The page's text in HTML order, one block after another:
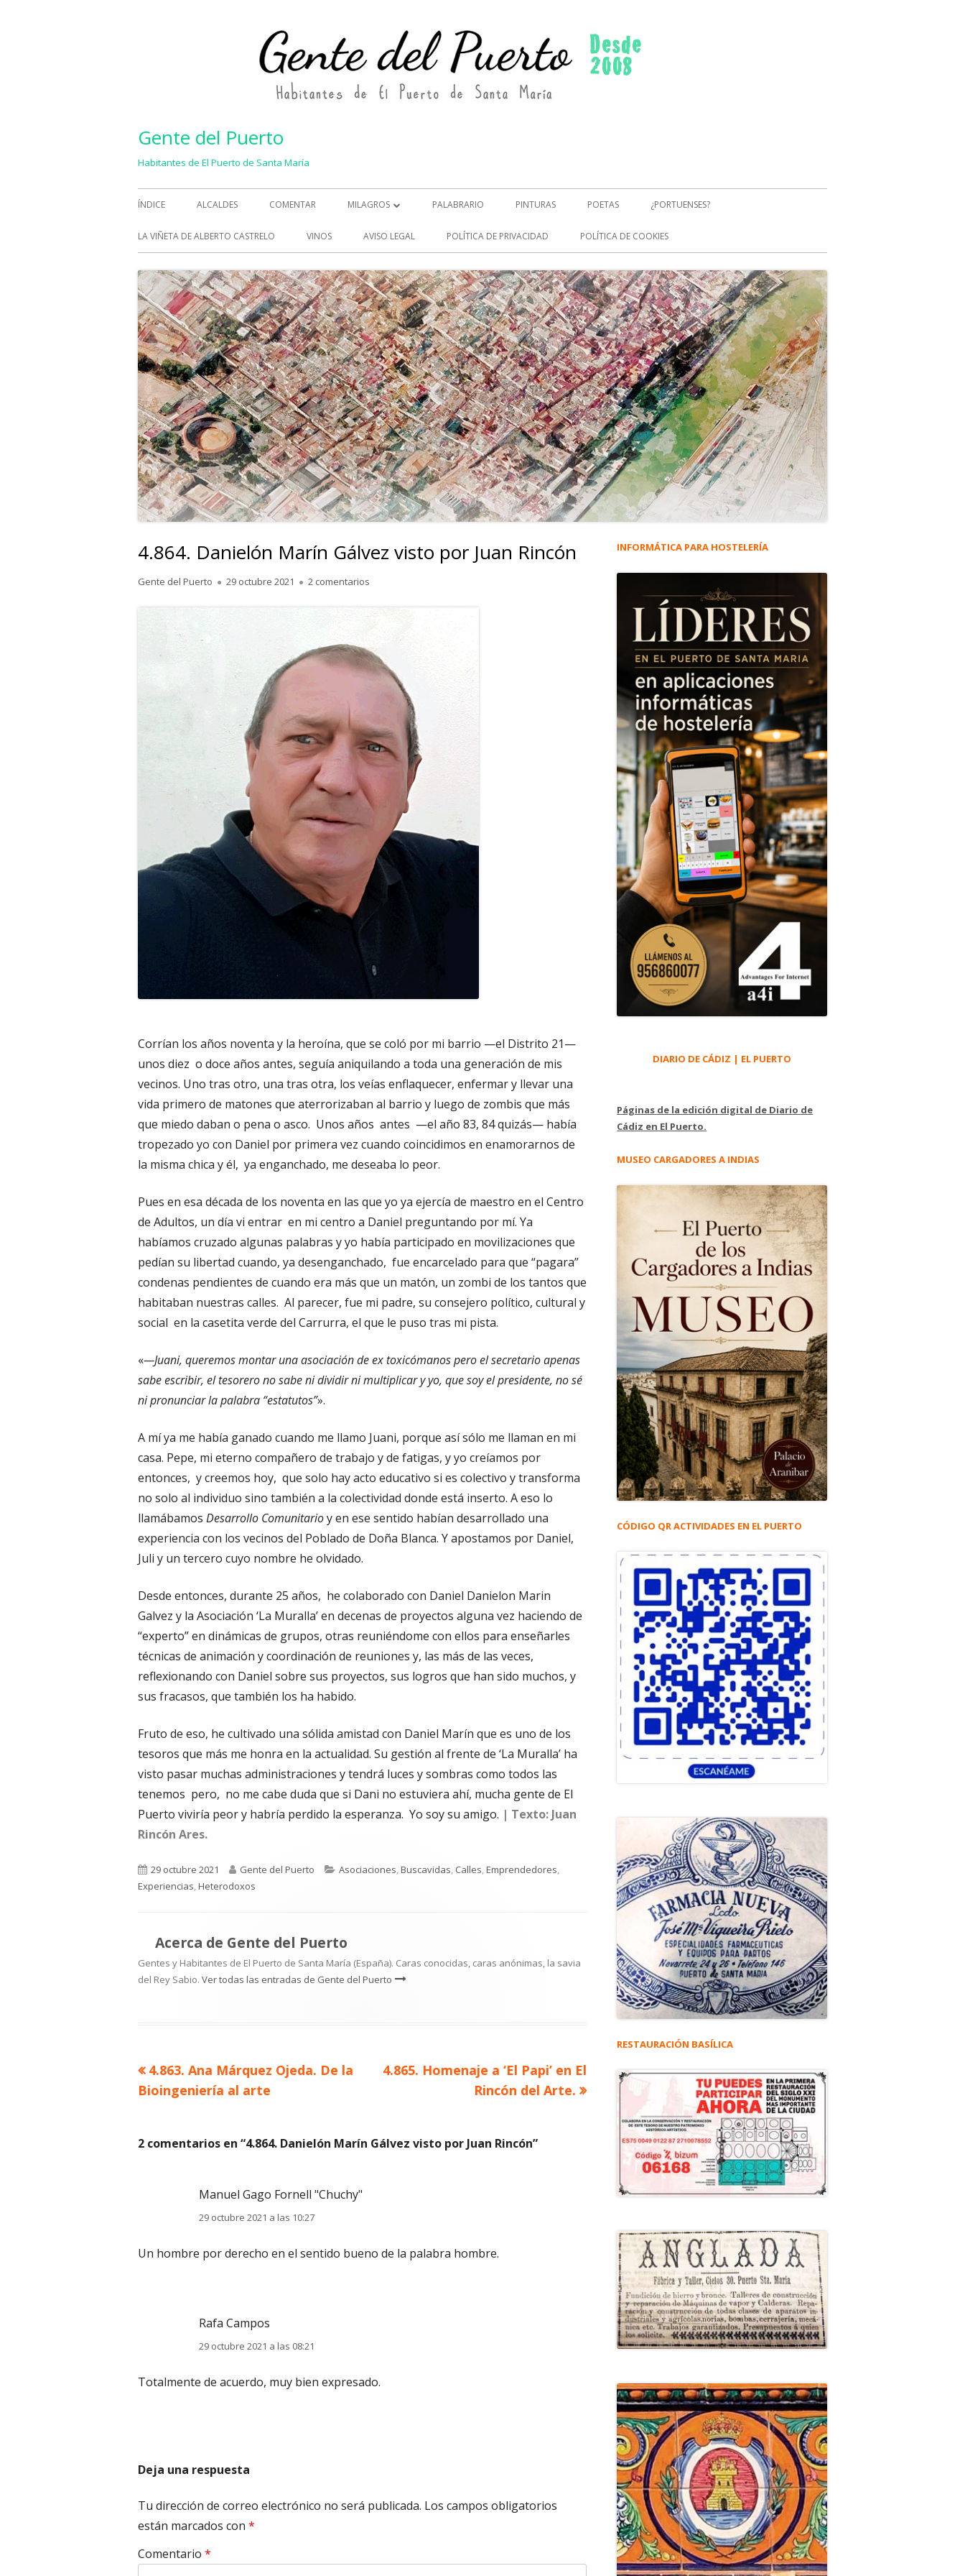
Gente del Puerto
Habitantes de El Puerto de Santa María
Menú
principal
ÍNDICE ALCALDES COMENTAR MILAGROS
MILAGROS (2)
PALABRARIO PINTURAS POETAS ¿PORTUENSES?
LA VIÑETA DE ALBERTO CASTRELO VINOS AVISO LEGAL POLÍTICA DE PRIVACIDAD POLÍTICA DE COOKIES
4.864. Danielón Marín Gálvez visto por Juan Rincón
Autor
Gente del Puerto
Publicado
29 octubre 2021 2 comentarios
Corrían los años noventa y la heroína, que se coló por mi barrio —el Distrito 21—
unos diez o doce años antes, seguía aniquilando a toda una generación de mis
vecinos. Uno tras otro, una tras otra, los veías enflaquecer, enfermar y llevar una
vida primero de matones que aterrorizaban al barrio y luego de zombis que más
que miedo daban o pena o asco. Unos años antes —el año 83, 84 quizás— había
tropezado yo con Daniel por primera vez cuando coincidimos en enamorarnos de
la misma chica y él, ya enganchado, me deseaba lo peor.
Pues en esa década de los noventa en las que yo ya ejercía de maestro en el Centro
de Adultos, un día vi entrar en mi centro a Daniel preguntando por mí. Ya
habíamos cruzado algunas palabras y yo había participado en movilizaciones que
pedían su libertad cuando, ya desenganchado, fue encarcelado para que “pagara”
condenas pendientes de cuando era más que un matón, un zombi de los tantos que
habitaban nuestras calles. Al parecer, fue mi padre, su consejero político, cultural y
social en la casetita verde del Carrurra, el que le puso tras mi pista.
«—Juani, queremos montar una asociación de ex toxicómanos pero el secretario apenas
sabe escribir, el tesorero no sabe ni dividir ni multiplicar y yo, que soy el presidente, no sé
ni pronunciar la palabra “estatutos”».
A mí ya me había ganado cuando me llamo Juani, porque así sólo me llaman en mi
casa. Pepe, mi eterno compañero de trabajo y de fatigas, y yo creíamos por
entonces, y creemos hoy, que solo hay acto educativo si es colectivo y transforma
no solo al individuo sino también a la colectividad donde está inserto. A eso lo
llamábamos Desarrollo Comunitarioy en ese sentido habían desarrollado una
experiencia con los vecinos del Poblado de Doña Blanca. Y apostamos por Daniel,
Juli y un tercero cuyo nombre he olvidado.
Desde entonces, durante 25 años, he colaborado con Daniel Danielon Marin
Galvez y la Asociación ‘La Muralla’ en decenas de proyectos alguna vez haciendo de
“experto” en dinámicas de grupos, otras reuniéndome con ellos para enseñarles
técnicas de animación y coordinación de reuniones y, las más de las veces,
reflexionando con Daniel sobre sus proyectos, sus logros que han sido muchos, y
sus fracasos, que también los ha habido.
Fruto de eso, he cultivado una sólida amistad con Daniel Marín que es uno de los
tesoros que más me honra en la actualidad. Su gestión al frente de ‘La Muralla’ ha
visto pasar muchas administraciones y tendrá luces y sombras como todos las
tenemos pero, no me cabe duda que si Dani no estuviera ahí, mucha gente de El
Puerto viviría peor y habría perdido la esperanza. Yo soy su amigo. | Texto: Juan
Rincón Ares.
Publicado
el
29 octubre 2021 Autor
Gente del Puerto Categorías
Asociaciones,Buscavidas, Calles,Emprendedores,
Experiencias,Heterodoxos
Acerca de Gente del Puerto
Gentes y Habitantes de El Puerto de Santa María (España). Caras conocidas, caras anónimas, la savia
del Rey Sabio. Ver todas las entradas de Gente del Puerto
Navegación
entradas
Artículo
anterior
4.863. Ana Márquez Ojeda. De la
Bioingeniería al arte
Artículo
4.865. Homenaje a ‘El Papi’ en El
Rincón del Arte.
2 comentarios en “4.864. Danielón Marín Gálvez visto por Juan Rincón”
Manuel Gago Fornell "Chuchy"
29 octubre 2021 a las 10:27
Un hombre por derecho en el sentido bueno de la palabra hombre.
Rafa Campos
29 octubre 2021 a las 08:21
Totalmente de acuerdo, muy bien expresado.
Deja una respuesta
Tu dirección de correo electrónico no será publicada. Los campos obligatorios
están marcados con *
Comentario *
Barra
principal
INFORMÁTICA PARA HOSTELERÍA
DIARIO DE CÁDIZ | EL PUERTO
Páginas de la edición digital de Diario de
Cádiz en El Puerto.
MUSEO CARGADORES A INDIAS
CÓDIGO QR ACTIVIDADES EN EL PUERTO
RESTAURACIÓN BASÍLICA